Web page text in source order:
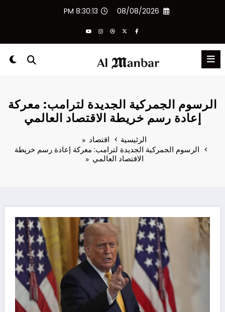
08/08/2026
8:30:14 PM
الرسوم الجمركية الجديدة لترامب: معركة
إعادة رسم خريطة الاقتصاد العالمي
الرئيسية
اقتصاد
الرسوم الجمركية الجديدة لترامب: معركة إعادة رسم خريطة
الاقتصاد العالمي